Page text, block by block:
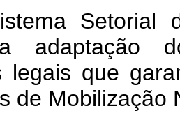
Setorial
adaptação
legais que
de Mobilização